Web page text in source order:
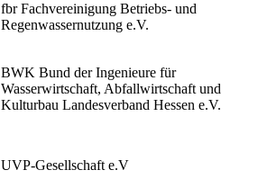
fbr Fachvereinigung Betriebs- und
Regenwassernutzung e.V.
BWK Bund der Ingenieure für
Wasserwirtschaft, Abfallwirtschaft und
Kulturbau Landesverband Hessen e.V.
UVP-Gesellschaft e.V